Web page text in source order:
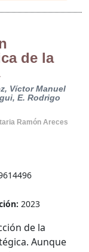
de la
Víctor Manuel
E. Rodrigo
Ramón Areces
2023
de la
Aunque